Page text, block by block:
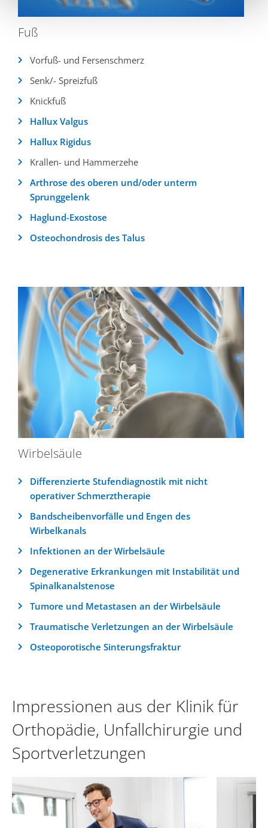
Fuß
Vorfuß- und Fersenschmerz
Senk/- Spreizfuß
Knickfuß
Hallux Valgus
Hallux Rigidus
Krallen- und Hammerzehe
Arthrose des oberen und/oder unterm
Sprunggelenk
Haglund-Exostose
Osteochondrosis des Talus
Wirbelsäule
Differenzierte Stufendiagnostik mit nicht
operativer Schmerztherapie
Bandscheibenvorfälle und Engen des
Wirbelkanals
Infektionen an der Wirbelsäule
Degenerative Erkrankungen mit Instabilität und
Spinalkanalstenose
Tumore und Metastasen an der Wirbelsäule
Traumatische Verletzungen an der Wirbelsäule
Osteoporotische Sinterungsfraktur
Impressionen aus der Klinik für
Orthopädie, Unfallchirurgie und
Sportverletzungen